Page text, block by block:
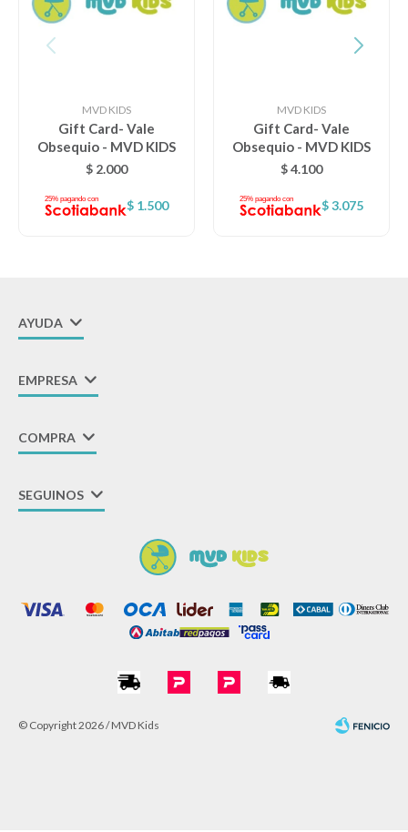
MVD KIDS
Gift Card- Vale
Obsequio - MVD KIDS
$ 2.000
$ 1.500
MVD KIDS
Gift Card- Vale
Obsequio - MVD KIDS
$4.100
$3.075
AYUDA
EMPRESA
COMPRA
SEGUINOS
© Copyright 2026 / MVD Kids